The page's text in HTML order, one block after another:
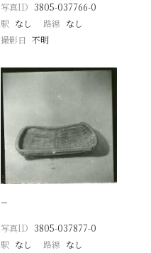
写真ID 3805-037766-0
駅 なし 路線 なし
撮影日 不明
−
写真ID 3805-037877-0
駅 なし 路線 なし